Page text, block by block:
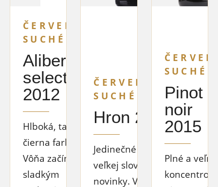
ČERVENÉ
SUCHÉ
Alibernet
selection
2012
Hlboká, takmer
čierna farba.
Vôňa začína
sladkým
ČERVENÉ
SUCHÉ
Hron 2015
Jedinečné víno z
veľkej slovenskej
novinky. Vôňa je
SUCHÉ
Pinot
noir
2015
Plné a veľmi